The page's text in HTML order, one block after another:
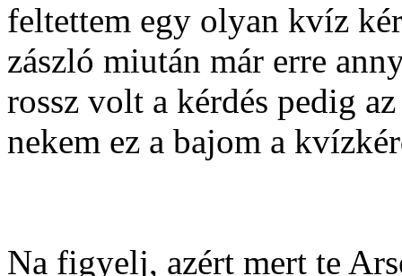
feltettem egy olyan kvíz
zászló miután már erre
rossz volt a kérdés pedig
nekem ez a bajom a
Na figyelj, azért mert te